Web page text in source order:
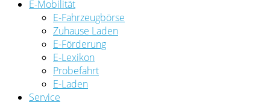
E-Mobilität
E-Fahrzeugbörse
Zuhause Laden
E-Förderung
E-Lexikon
Probefahrt
E-Laden
Service